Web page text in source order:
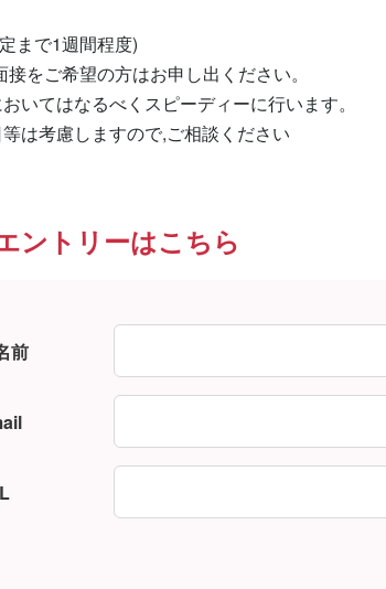
まで1週間程度)
接をご希望の方はお申し出ください。
いてはなるべくスピーディーに行います。
は考慮しますので,ご相談ください
ントリーはこちら
前